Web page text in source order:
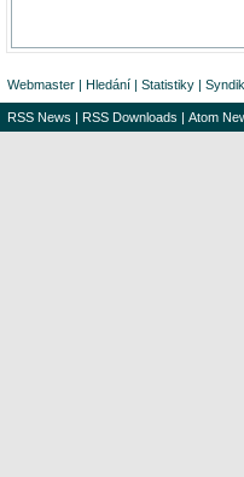
Webmaster | Hledání | Statistiky |
RSS News | RSS Downloads | Atom